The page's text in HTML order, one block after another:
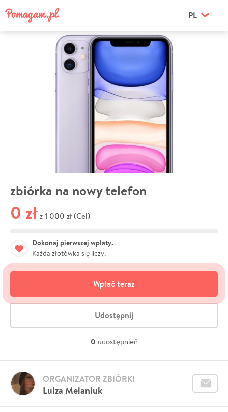
PL
zbiórka na nowy telefon
0 zł z 1 000 zł (Cel)
Dokonaj pierwszej wpłaty.
Każda złotówka się liczy.
Wpłać teraz
Udostępnij
0 udostępnień
Luiza Melaniuk
ORGANIZATOR ZBIÓRKI